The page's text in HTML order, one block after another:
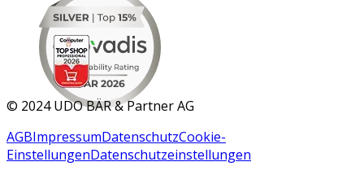
MAR 2026
© 2024 UDO BÄR & Partner AG
AGBImpressumDatenschutzCookie-
EinstellungenDatenschutzeinstellungen